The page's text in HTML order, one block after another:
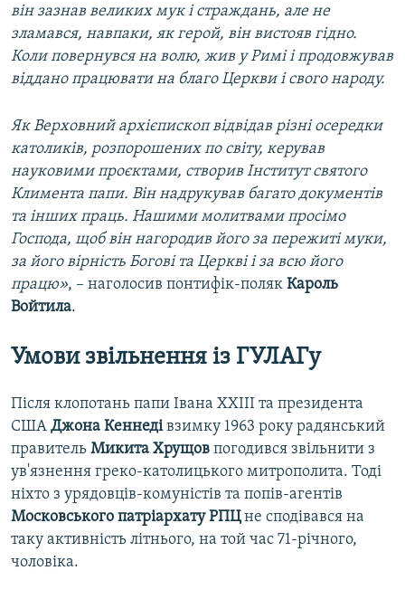
він зазнав великих мук і страждань, але не
зламався, навпаки, як герой, він вистояв гідно.
Коли повернувся на волю, жив у Римі і продовжував
віддано працювати на благо Церкви і свого народу.
Як Верховний архієпископ відвідав різні осередки
католиків, розпорошених по світу, керував
науковими проєктами, створив Інститут святого
Климента папи. Він надрукував багато документів
та інших праць. Нашими молитвами просімо
Господа, щоб він нагородив його за пережиті муки,
за його вірність Богові та Церкві і за всю його
працю», – наголосив понтифік-поляк Кароль
Войтила.
Умови звільнення із ГУЛАГу
Після клопотань папи Івана XXIII та президента
США Джона Кеннедівзимку 1963 року радянський
правитель Микита Хрущов погодився звільнити з
ув'язнення греко-католицького митрополита. Тоді
ніхто з урядовців-комуністів та попів-агентів
Московського патріархату РПЦне сподівався на
таку активність літнього, на той час 71-річного,
чоловіка.